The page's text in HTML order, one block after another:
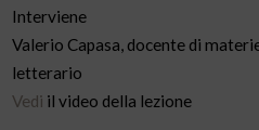
Interviene
Valerio Capasa, docente di
letterario
Vedi il video della lezione